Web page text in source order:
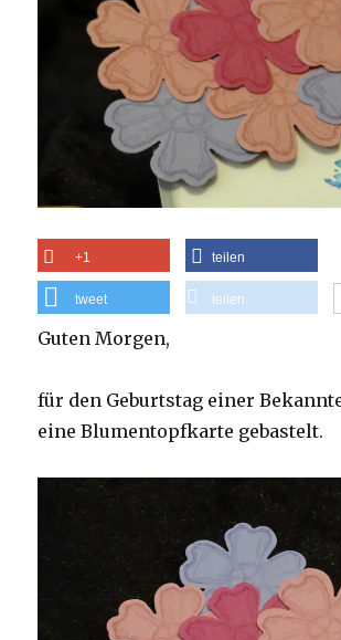
+1 teilen
tweet teilen
Guten Morgen,
für den Geburtstag einer
eine Blumentopfkarte gebastelt.